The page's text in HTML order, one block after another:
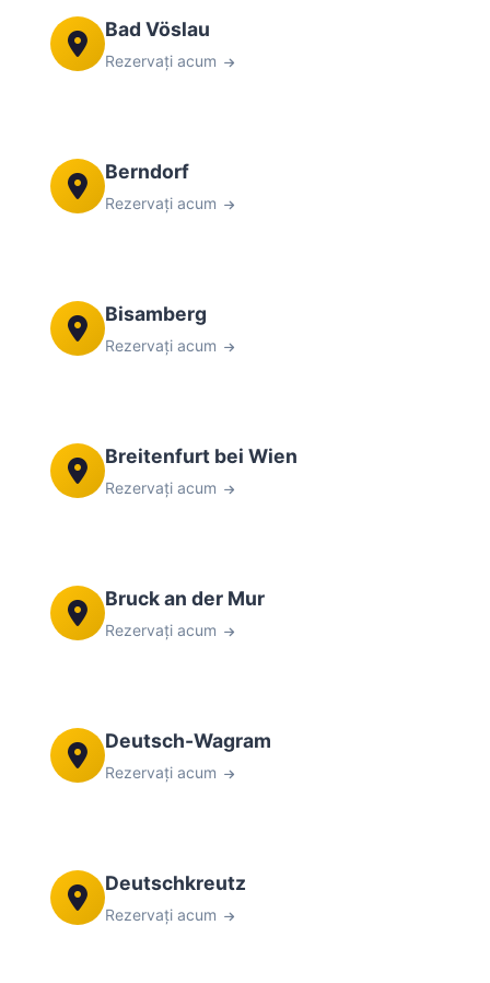
Bad Vöslau
Rezervați acum
Berndorf
Rezervați acum
Bisamberg
Rezervați acum
Breitenfurt bei Wien
Rezervați acum
Bruck an der Mur
Rezervați acum
Deutsch-Wagram
Rezervați acum
Deutschkreutz
Rezervați acum